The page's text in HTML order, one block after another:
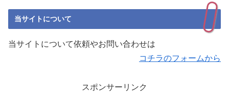
当サイトについて
当サイトについて依頼やお問い合わせは
コチラのフォームから
スポンサーリンク